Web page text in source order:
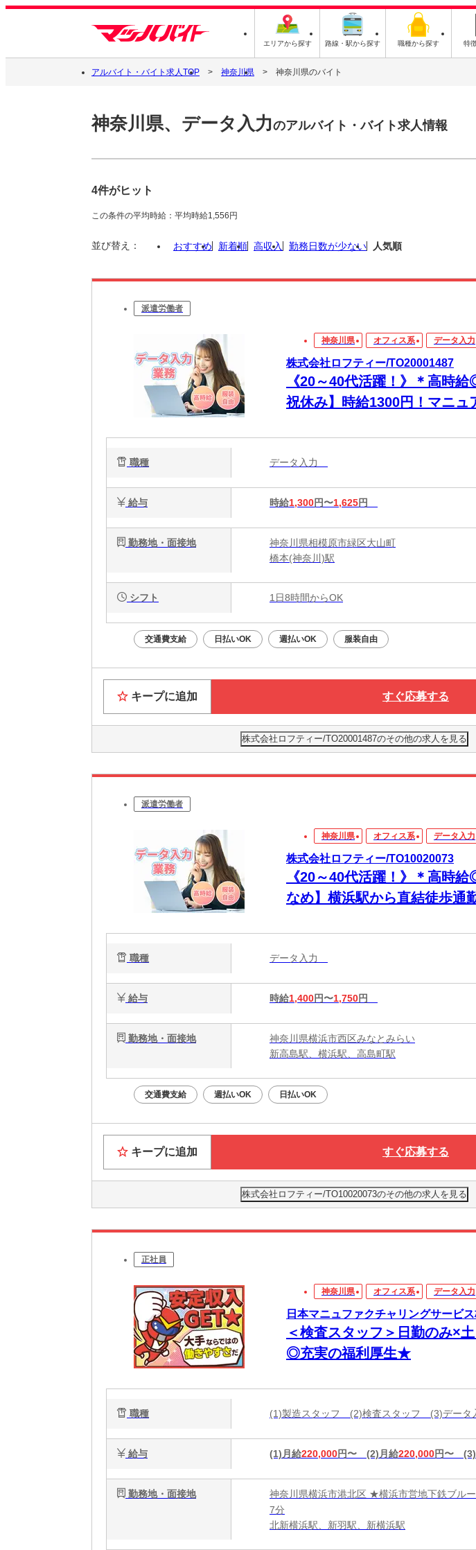
エリアから探す 路線・駅から探す 職種から探す 特
アルバイト・バイト求人TOP 神奈川県 神奈川県のバイト
神奈川県、データ入力のアルバイト・バイト求人情報
4件がヒット
この条件の平均時給：平均時給1,556円
並び替え： おすすめ 新着順 高収入 勤務日数が少ない 人気順
派遣労働者
神奈川県 オフィス系 データ入力
株式会社ロフティー/TO20001487
《20～40代活躍！》＊高時
祝休み】時給1300円！マニュ
職種 データ入力
給与 時給1,300円〜1,625円
勤務地・面接地
神奈川県相模原市緑区大山町
橋本(神奈川)駅
シフト 1日8時間からOK
交通費支給 日払いOK 週払いOK 服装自由
キープに追加 すぐ応募する
株式会社ロフティー/TO20001487のその他の求人を見る
派遣労働者
神奈川県 オフィス系 データ入力
株式会社ロフティー/TO10020073
《20～40代活躍！》＊高時
なめ】横浜駅から直結徒歩通
職種 データ入力
給与 時給1,400円〜1,750円
勤務地・面接地
神奈川県横浜市西区みなとみらい
新高島駅、横浜駅、高島町駅
交通費支給 週払いOK 日払いOK
キープに追加 すぐ応募する
株式会社ロフティー/TO10020073のその他の求人を見る
正社員
神奈川県 オフィス系 データ入力
日本マニュファクチャリングサービ
＜検査スタッフ＞日勤のみ×
◎充実の福利厚生★
職種 (1)製造スタッフ (2)検査スタッフ (3)デー
給与 (1)月給220,000円〜 (2)月給220,000円〜
勤務地・面接地
神奈川県横浜市港北区 ★横浜市営地下鉄ブル
7分
北新横浜駅、新羽駅、新横浜駅